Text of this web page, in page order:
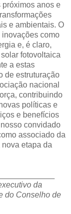
próximos anos e
e ambientais. O
inovações como
e, é claro,
fotovoltaica
a estas
de estruturação
nacional
contribuindo
políticas e
e benefícios
convidado
associado da
etapa da
da
do Conselho de